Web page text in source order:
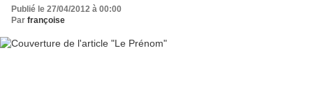
Publié le 27/04/2012 à 00:00
Par françoise